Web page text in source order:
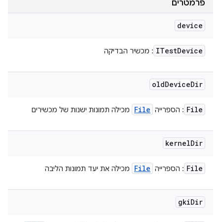
פרמטרים
device
ITestDevice : מכשיר הבדיקה
oldDeviceDir
File : הספרייה File מכילה תמונות ישנות של מכשירים
kernelDir
File : הספרייה File מכילה את יעד תמונות הליבה
gkiDir